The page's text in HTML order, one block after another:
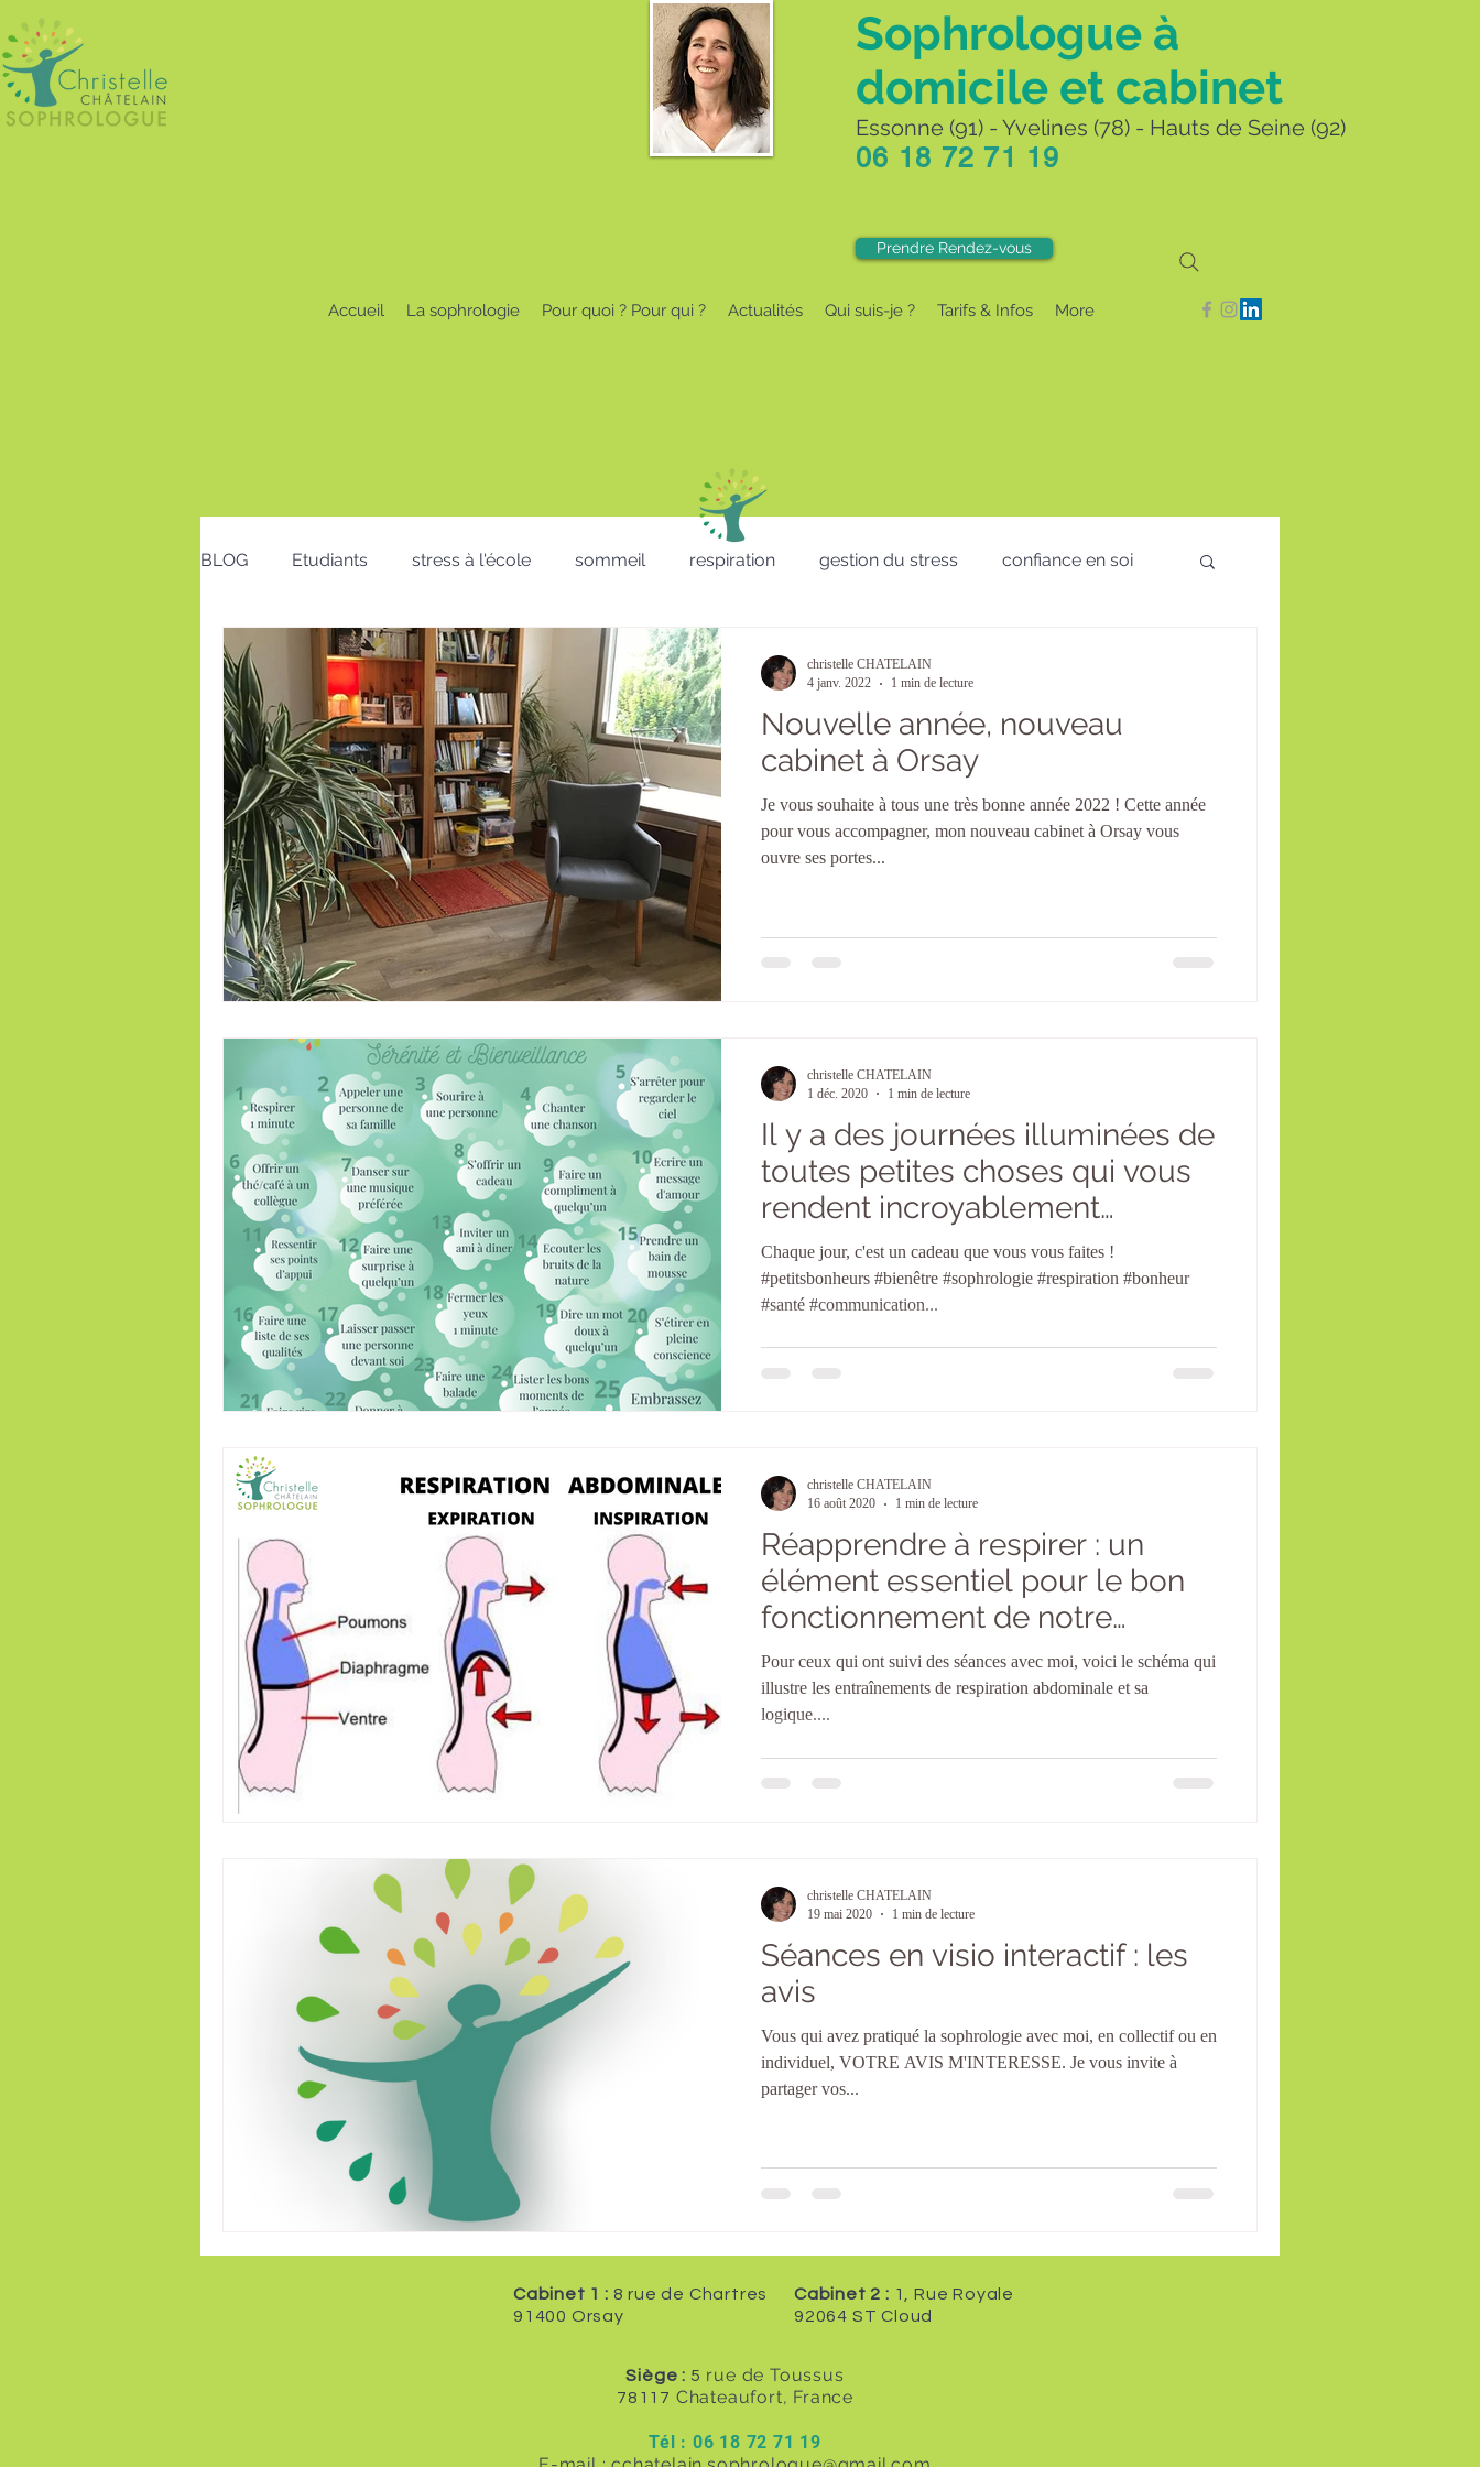
Sophrologue à
domicile et cabinet
Essonne (91) - Yvelines (78) - Hauts de Seine (92)
06 18 72 71 19
Prendre Rendez-vous
Accueil La sophrologie Pour quoi ? Pour qui ? Actualités Qui suis-je ? Tarifs & Infos More
BLOG Etudiants stress à l'école sommeil respiration gestion du stress confiance en soi
Emploi Bon cadeau RH - CSE - Formation - QVT
calendrier action positive Téléthon Enfants lâcher prise télétravail visio
postures au travail Voeux micro sieste Saint Valentin St valentin Santé Mentale
insomnie
Nouvelle année, nouveau
cabinet à Orsay
Je vous souhaite à tous une très bonne année 2022 ! Cette année
pour vous accompagner, mon nouveau cabinet à Orsay vous
ouvre ses portes...
christelle CHATELAIN
4 janv. 2022
1 min de lecture
Il y a des journées illuminées de
toutes petites choses qui vous
rendent incroyablement
heureux !
Chaque jour, c'est un cadeau que vous vous faites !
#petitsbonheurs #bienêtre #sophrologie #respiration #bonheur
#santé #communication...
christelle CHATELAIN
1 déc. 2020
1 min de lecture
Réapprendre à respirer : un
élément essentiel pour le bon
fonctionnement de notre
organisme
Pour ceux qui ont suivi des séances avec moi, voici le schéma qui
illustre les entraînements de respiration abdominale et sa
logique....
christelle CHATELAIN
16 août 2020
1 min de lecture
Séances en visio interactif : les
avis
Vous qui avez pratiqué la sophrologie avec moi, en collectif ou en
individuel, VOTRE AVIS M'INTERESSE. Je vous invite à
partager vos...
christelle CHATELAIN
19 mai 2020
1 min de lecture
Cabinet 1 : 8 rue de Chartres
91400 Orsay
Cabinet 2 : 1, Rue Royale
92064 ST Cloud
Siège : 5 rue de Toussus
78117 Chateaufort, France
Tél : 06 18 72 71 19